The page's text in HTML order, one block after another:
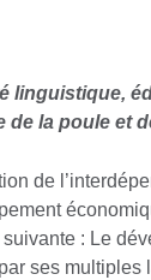
linguistique,
de la poule et
de
: Le
ses multiples